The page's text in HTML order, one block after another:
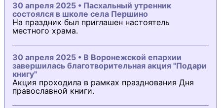
30 апреля 2025 • Пасхальный утренник
состоялся в школе села Першино
На праздник был приглашен настоятель
местного храма.
30 апреля 2025 • В Воронежской епархии
завершилась благотворительная акция "Подари
книгу"
Акция проходила в рамках празднования Дня
православной книги.